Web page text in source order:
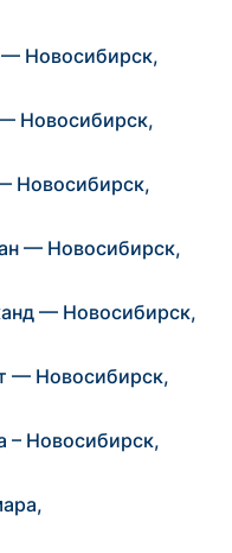
Новосибирск,
Новосибирск,
Новосибирск,
— Новосибирск,
— Новосибирск,
— Новосибирск,
– Новосибирск,